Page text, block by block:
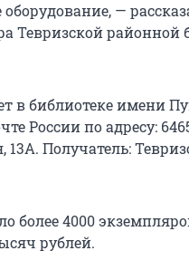
—
Тевризской районной
в библиотеке имени
России по адресу:
Получатель:
более 4000
рублей.